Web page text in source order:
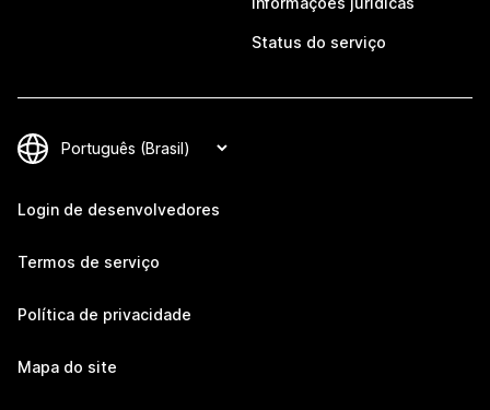
Status do serviço
Login de desenvolvedores
Termos de serviço
Política de privacidade
Mapa do site